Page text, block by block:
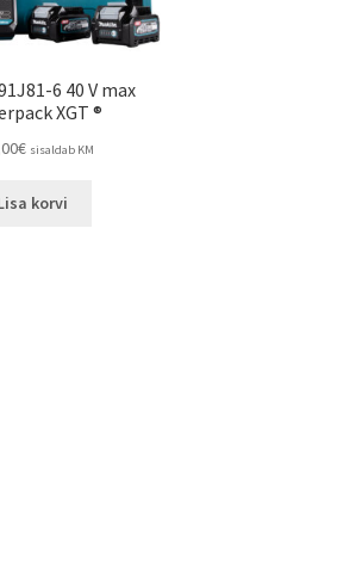
6 40 V max
XGT ®
€ sisaldab KM
korvi